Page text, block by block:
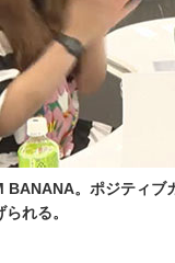
BANANA。ポジティブ
れる。